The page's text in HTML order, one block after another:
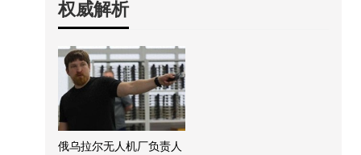
权威解析
俄乌拉尔无人机厂负责人